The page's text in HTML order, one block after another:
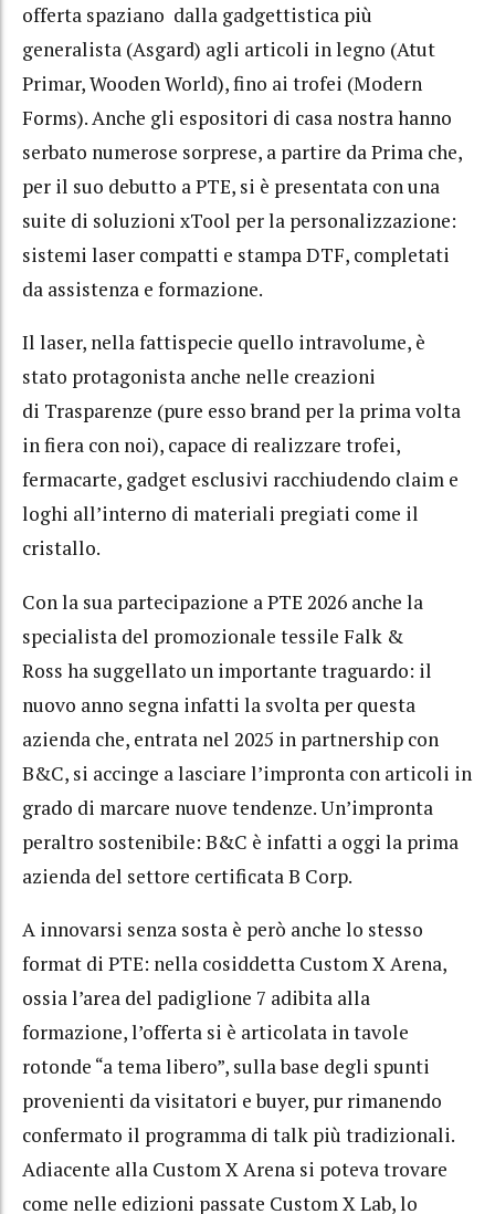
offerta spaziano dalla gadgettistica più
generalista (Asgard) agli articoli in legno (Atut
Primar, Wooden World), fino ai trofei (Modern
Forms). Anche gli espositori di casa nostra hanno
serbato numerose sorprese, a partire da Prima che,
per il suo debutto a PTE, si è presentata con una
suite di soluzioni xTool per la personalizzazione:
sistemi laser compatti e stampa DTF, completati
da assistenza e formazione.
Il laser, nella fattispecie quello intravolume, è
stato protagonista anche nelle creazioni
di Trasparenze (pure esso brand per la prima volta
in fiera con noi), capace di realizzare trofei,
fermacarte, gadget esclusivi racchiudendo claim e
loghi all’interno di materiali pregiati come il
cristallo.
Con la sua partecipazione a PTE 2026 anche la
specialista del promozionale tessile Falk &
Ross ha suggellato un importante traguardo: il
nuovo anno segna infatti la svolta per questa
azienda che, entrata nel 2025 in partnership con
B&C, si accinge a lasciare l’impronta con articoli in
grado di marcare nuove tendenze. Un’impronta
peraltro sostenibile: B&C è infatti a oggi la prima
azienda del settore certificata B Corp.
A innovarsi senza sosta è però anche lo stesso
format di PTE: nella cosiddetta Custom X Arena,
ossia l’area del padiglione 7 adibita alla
formazione, l’offerta si è articolata in tavole
rotonde “a tema libero”, sulla base degli spunti
provenienti da visitatori e buyer, pur rimanendo
confermato il programma di talk più tradizionali.
Adiacente alla Custom X Arena si poteva trovare
come nelle edizioni passate Custom X Lab, lo